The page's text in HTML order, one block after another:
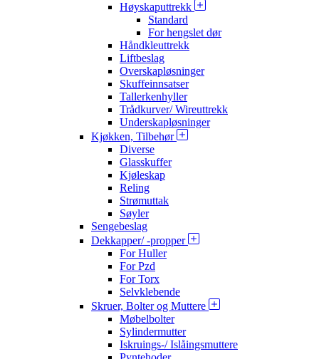
Høyskaputtrekk
Standard
For hengslet dør
Håndkleuttrekk
Liftbeslag
Overskapløsninger
Skuffeinnsatser
Tallerkenhyller
Trådkurver/ Wireuttrekk
Underskapløsninger
Kjøkken, Tilbehør
Diverse
Glasskuffer
Kjøleskap
Reling
Strømuttak
Søyler
Sengebeslag
Dekkapper/ -propper
For Huller
For Pzd
For Torx
Selvklebende
Skruer, Bolter og Muttere
Møbelbolter
Sylindermutter
Iskruings-/ Islåingsmuttere